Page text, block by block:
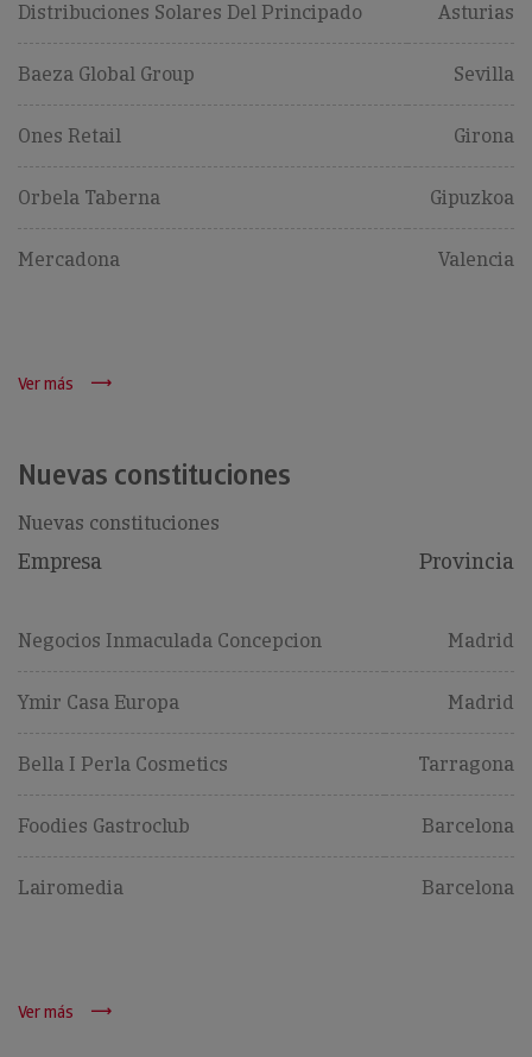
Distribuciones Solares Del Principado Asturias
Baeza Global Group Sevilla
Ones Retail Girona
Orbela Taberna Gipuzkoa
Mercadona Valencia
Ver más
Nuevas constituciones
Nuevas constituciones
Empresa Provincia
Negocios Inmaculada Concepcion Madrid
Ymir Casa Europa Madrid
Bella I Perla Cosmetics Tarragona
Foodies Gastroclub Barcelona
Lairomedia Barcelona
Ver más